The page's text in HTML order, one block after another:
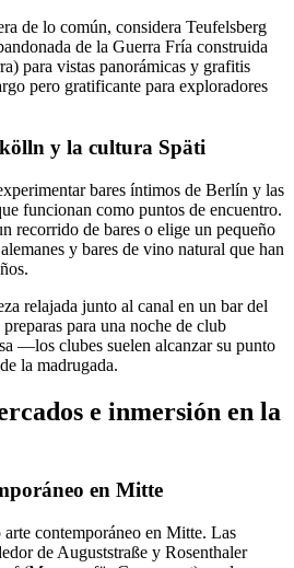
de lo común, considera Teufelsberg
de la Guerra Fría construida
para vistas panorámicas y grafitis
pero gratificante para exploradores
y la cultura Späti
bares íntimos de Berlín y las
funcionan como puntos de encuentro.
recorrido de bares o elige un pequeño
y bares de vino natural que han
relajada junto al canal en un bar del
para una noche de club
—los clubes suelen alcanzar su punto
la madrugada.
e inmersión en la
en Mitte
arte contemporáneo en Mitte. Las
de Auguststraße y Rosenthaler